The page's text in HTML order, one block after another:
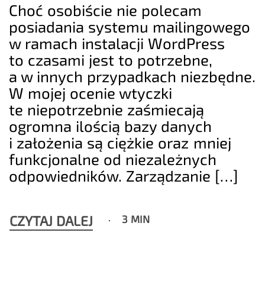
Choć osobiście nie polecam
posiadania systemu mailingowego
w ramach instalacji WordPress
to czasami jest to potrzebne,
a w innych przypadkach niezbędne.
W mojej ocenie wtyczki
te niepotrzebnie zaśmiecają
ogromna ilością bazy danych
i założenia są ciężkie oraz mniej
funkcjonalne od niezależnych
odpowiedników. Zarządzanie […]
CZYTAJ DALEJ 3 MIN